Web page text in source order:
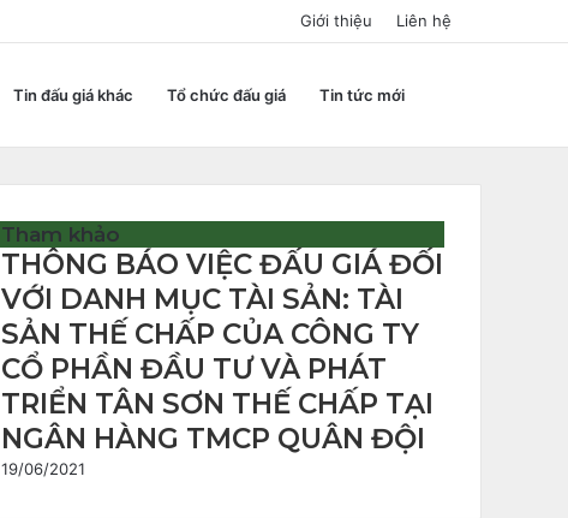
Giới thiệu Liên hệ
Tin đấu giá khác Tổ chức đấu giá Tin tức mới
Tham khảo
C
l
o
s
e
THÔNG BÁO VIỆC ĐẤU GIÁ ĐỐI
VỚI DANH MỤC TÀI SẢN: TÀI
SẢN THẾ CHẤP CỦA CÔNG TY
CỔ PHẦN ĐẦU TƯ VÀ PHÁT
TRIỂN TÂN SƠN THẾ CHẤP TẠI
NGÂN HÀNG TMCP QUÂN ĐỘI
19/06/2021